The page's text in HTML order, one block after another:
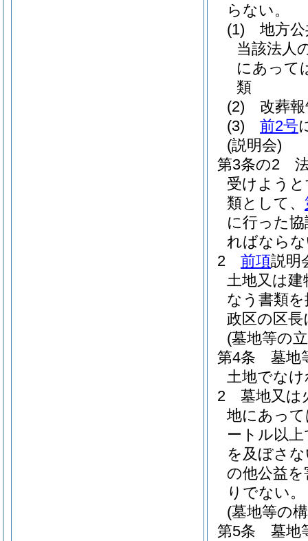
らない。
(1)
地方
当該法人
にあって
類
(2)
改葬
(3)
前2号
(説明会)
第3条の2
受けよう
類として、
に行った
ればなら
2
前項説明
土地又は
なう書類
政区の区
(墓地等の
第4条
墓地
土地でな
2
墓地又は
地にあっ
ートル以
を及ぼさ
の他公益
りでない。
(墓地等の
第5条
墓地